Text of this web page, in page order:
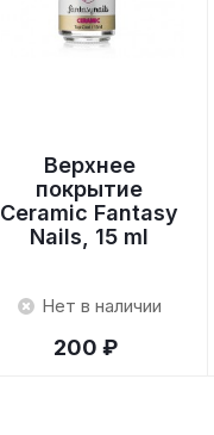
Верхнее
покрытие
Ceramic Fantasy
Nails, 15 ml
Нет в наличии
200 ₽